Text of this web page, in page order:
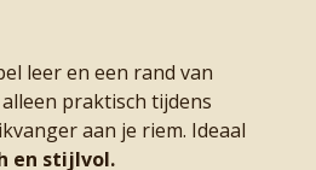
leer en een rand van
praktisch tijdens
aan je riem. Ideaal
en stijlvol.